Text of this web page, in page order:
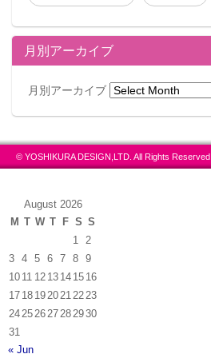
月別アーカイブ
月別アーカイブ
© YOSHIKURA DESIGN,LTD. All Rights Reserved.
August 2026
M T W T F S S
1
2
3
4 5 6 7 8
9
10 11 12 13 14 15 16
17 18 19 20 21 22 23
24 25 26 27 28 2930
31
« Jun